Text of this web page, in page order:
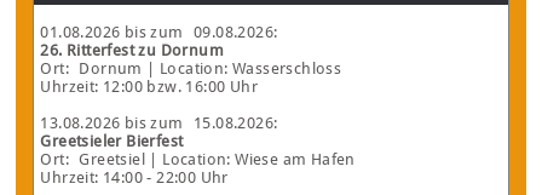
01.08.2026 bis zum 09.08.2026:
26. Ritterfest zu Dornum
Ort: Dornum
| Location: Wasserschloss
Uhrzeit: 12:00 bzw. 16:00 Uhr
13.08.2026 bis zum 15.08.2026:
Greetsieler Bierfest
Ort: Greetsiel
| Location: Wiese am Hafen
Uhrzeit: 14:00 - 22:00 Uhr